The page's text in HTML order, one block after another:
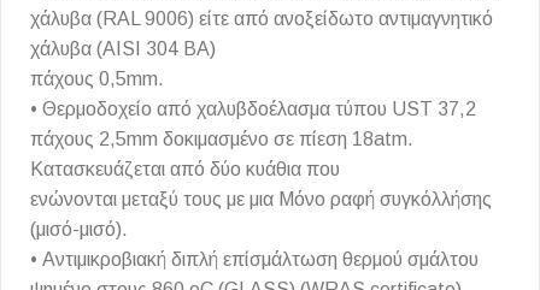
χάλυβα (RAL 9006) είτε από ανοξείδωτο αντιμαγνητικό
χάλυβα (AISI 304 BA)
πάχους 0,5mm.
• Θερμοδοχείο από χαλυβδοέλασμα τύπου UST 37,2
πάχους 2,5mm δοκιμασμένο σε πίεση 18atm.
Κατασκευάζεται από δύο κυάθια που
ενώνονται μεταξύ τους με μια Μόνο ραφή συγκόλλήσης
(μισό-μισό).
• Αντιμικροβιακή διπλή επίσμάλτωση θερμού σμάλτου